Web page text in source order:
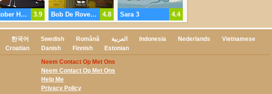
3.9
Monstober Huis Achtervolgt 4.8
Bob De Rover 4 4.4
Sara 3
한국어 Swedish Română العربية Indonesia Nederlands
Vietnamese
Croatian Danish Finnish Estonian
Neem Contact Op Met Ons
Neem Contact Op Met Ons
Help Me
Privacy Policy